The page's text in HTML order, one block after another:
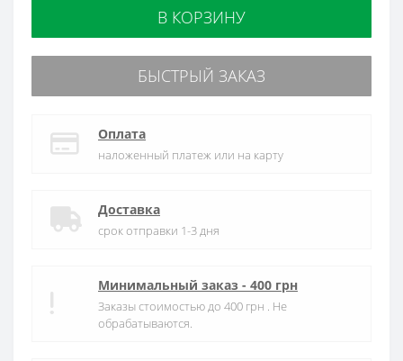
В КОРЗИНУ
БЫСТРЫЙ ЗАКАЗ
Оплата
наложенный платеж или на карту
Доставка
срок отправки 1-3 дня
Минимальный заказ - 400 грн
Заказы стоимостью до 400 грн . Не
обрабатываются.